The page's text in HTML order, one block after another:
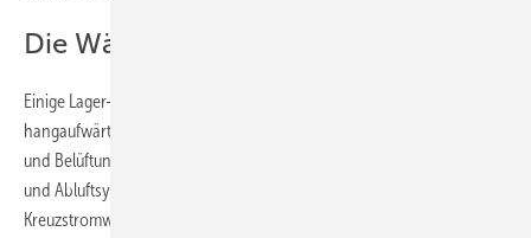
Die Wärme teilweise zurückholen
Einige Lager- und Hauswirtschafträume der neuen Gebäudeteile, meist
hangaufwärts ohne Fenster und damit ohne natürliche Belichtung
und Belüftung, werden durch ein automatisch funktionierendes Zu-
und Abluftsystem so versorgt, dass im Winter ein
Kreuzstromwärmetauscher mit der Wärme aus der Fortluft die von